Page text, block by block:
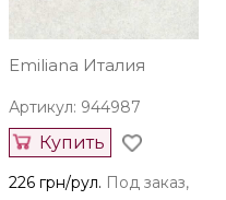
Emiliana Италия
Артикул: 944987
Купить
226 грн/рул. Под заказ,